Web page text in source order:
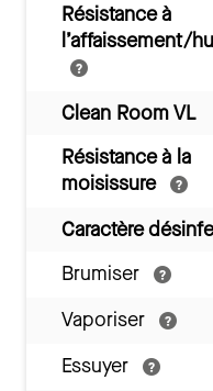
Résistance à
l’affaissement/
Clean Room VL
Résistance à la
moisissure
Caractère
Brumiser
Vaporiser
Essuyer